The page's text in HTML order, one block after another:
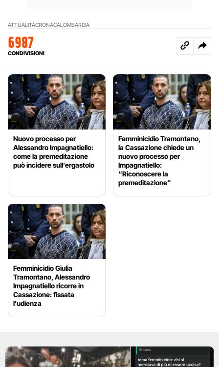
ATTUALITÀCRONACALOMBARDIA
6987
CONDIVISIONI
Nuovo processo per
Alessandro Impagnatiello:
come la premeditazione
può incidere sull’ergastolo
Femminicidio Tramontano,
la Cassazione chiede un
nuovo processo per
Impagnatiello:
“Riconoscere la
premeditazione”
Femminicidio Giulia
Tramontano, Alessandro
Impagnatiello ricorre in
Cassazione: fissata
l’udienza